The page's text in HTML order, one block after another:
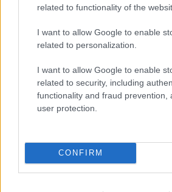
related to functionality of the
I want to allow Google to enable
related to personalization.
I want to allow Google to enable
related to security, including
functionality and fraud prevention,
user protection.
CONFIRM
Το επόμενο πρωί, ενώ
μέσα στο σπίτι της, η
πρώην μοντέλο υπέστη
ανακοπή. Βρέθηκε
πεσμένη
της σκάλας λίγο μετά το
Πέμπτης από μια γυναίκα
έφτανε για δουλειά, όταν
Μόλις διαπίστωσε ότι δεν
την αστυνομία.